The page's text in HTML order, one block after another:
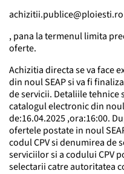
achizitii.publice@ploiesti.ro
, pana la termenul limita
oferte.
Achizitia directa se va face
din noul SEAP si va fi
de servicii. Detaliile
catalogul electronic din
de:16.04.2025 ,ora:16:00.
ofertele postate in noul
codul CPV si denumirea de
serviciilor si a codului CPV
selectarii catre autoritatea